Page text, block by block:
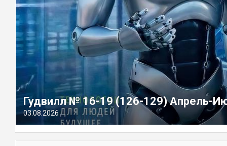
Гудвилл № 16-19 (126-129) Апрель-
03.08.2026